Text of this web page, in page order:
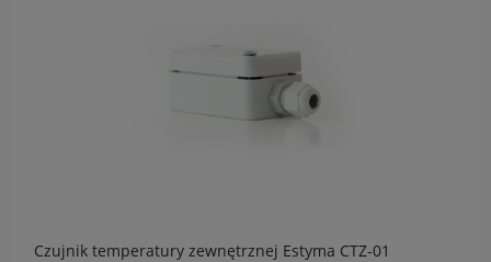
Czujnik temperatury zewnętrznej Estyma CTZ-01